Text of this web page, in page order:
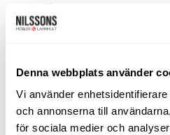
Denna webbplats använder
Vi använder
och annonserna till
för sociala medier och
Bäddsoffor
Bänkar & Pallar
Fårskinnsfåtöljer
Liggfåtöljer